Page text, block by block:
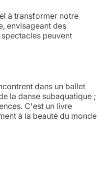
à transformer notre
envisageant des
peuvent
dans un ballet
la danse subaquatique ;
C'est un livre
à la beauté du monde